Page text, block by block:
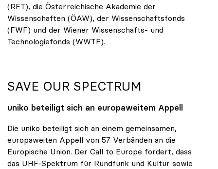
(RFT), die Österreichische Akademie der
Wissenschaften (ÖAW), der Wissenschaftsfonds
(FWF) und der Wiener Wissenschafts- und
Technologiefonds (WWTF).
SAVE OUR SPECTRUM
uniko beteiligt sich an europaweitem Appell
Die uniko beteiligt sich an einem gemeinsamen,
europaweiten Appell von 57 Verbänden an die
Europische Union. Der Call to Europe fordert, dass
das UHF-Spektrum für Rundfunk und Kultur sowie